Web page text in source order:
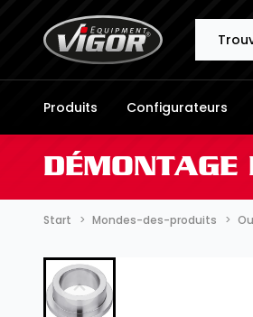
Produits Configurateurs
Start Mondes-des-produits